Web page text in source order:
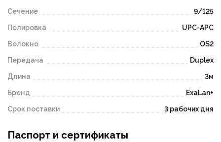
Сечение 9/125
Полировка UPC-APC
Волокно OS2
Передача Duplex
Длина 3м
Бренд ExaLan+
Срок поставки 3 рабочих дня
Паспорт и сертификаты